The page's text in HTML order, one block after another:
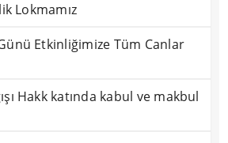
Lokmamız
Etkinliğimize Tüm Canlar
Hakk katında kabul ve makbul